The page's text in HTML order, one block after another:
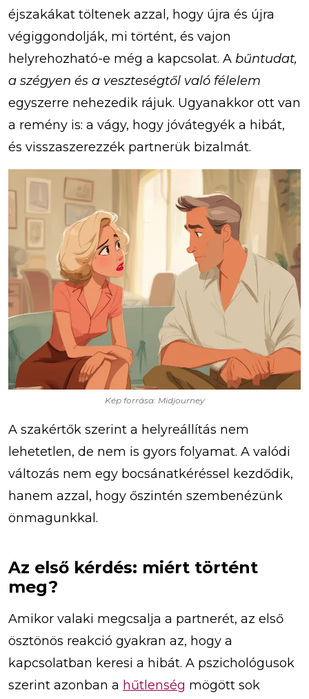
éjszakákat töltenek azzal, hogy újra és újra
végiggondolják, mi történt, és vajon
helyrehozható-e még a kapcsolat. A bűntudat,
a szégyen és a veszteségtől való félelem
egyszerre nehezedik rájuk. Ugyanakkor ott van
a remény is: a vágy, hogy jóvátegyék a hibát,
és visszaszerezzék partnerük bizalmát.
Kép forrása: Midjourney
A szakértők szerint a helyreállítás nem
lehetetlen, de nem is gyors folyamat. A valódi
változás nem egy bocsánatkéréssel kezdődik,
hanem azzal, hogy őszintén szembenézünk
önmagunkkal.
Az első kérdés: miért történt
meg?
Amikor valaki megcsalja a partnerét, az első
ösztönös reakció gyakran az, hogy a
kapcsolatban keresi a hibát. A pszichológusok
szerint azonban a hűtlenség mögött sok